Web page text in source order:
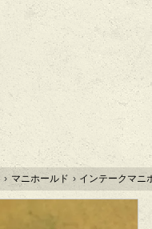
› マニホールド › インテークマニ